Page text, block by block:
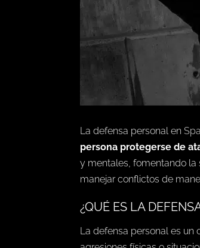
La defensa personal en
persona protegerse de
y mentales, fomentando la
manejar conflictos de
¿QUÉ ES LA
La defensa personal es